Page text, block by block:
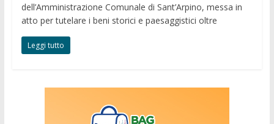
dell’Amministrazione Comunale di Sant’Arpino, messa in
atto per tutelare i beni storici e paesaggistici oltre
Leggi tutto